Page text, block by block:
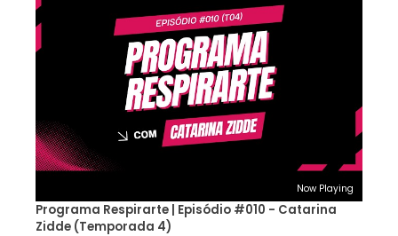
Now Playing
Programa Respirarte | Episódio #010 - Catarina
Zidde (Temporada 4)